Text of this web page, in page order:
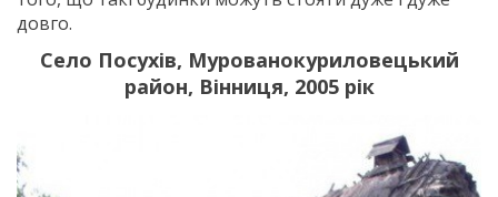
довго.
Село Посухів, Мурованокуриловецький
район, Вінниця, 2005 рік